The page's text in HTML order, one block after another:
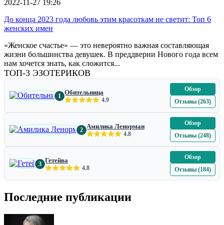
2022-11-27 19:26
До конца 2023 года любовь этим красоткам не светит: Топ 6
женских имен
«Женское счастье» — это невероятно важная составляющая
жизни большинства девушек. В преддверии Нового года всем
нам хочется знать, как сложится...
ТОП-3 ЭЗОТЕРИКОВ
1 Обительница
4.9
Обзор
Отзывы (263)
2 Амилика Ленорман
4.8
Обзор
Отзывы (248)
3 Гетейва
4.8
Обзор
Отзывы (184)
Последние публикации